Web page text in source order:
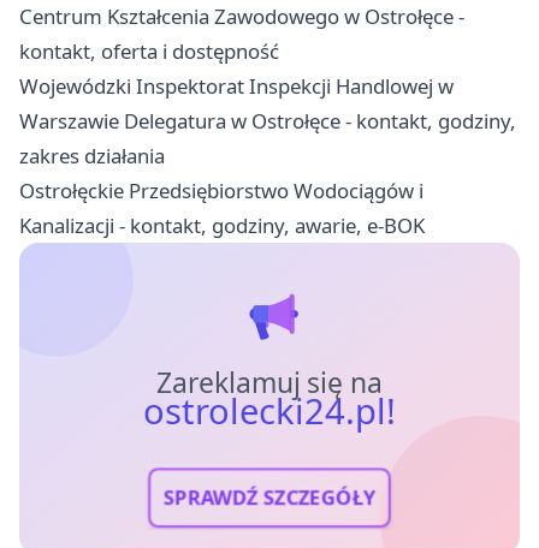
Centrum Kształcenia Zawodowego w Ostrołęce -
kontakt, oferta i dostępność
Wojewódzki Inspektorat Inspekcji Handlowej w
Warszawie Delegatura w Ostrołęce - kontakt, godziny,
zakres działania
Ostrołęckie Przedsiębiorstwo Wodociągów i
Kanalizacji - kontakt, godziny, awarie, e-BOK
Zareklamuj się na
ostrolecki24.pl!
SPRAWDŹ SZCZEGÓŁY